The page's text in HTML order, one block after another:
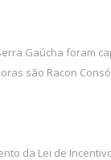
Gaúcha foram
são Racon
da Lei de